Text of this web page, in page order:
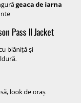
geaca de iarna
Pass II Jacket
blăniță și
look de oraș